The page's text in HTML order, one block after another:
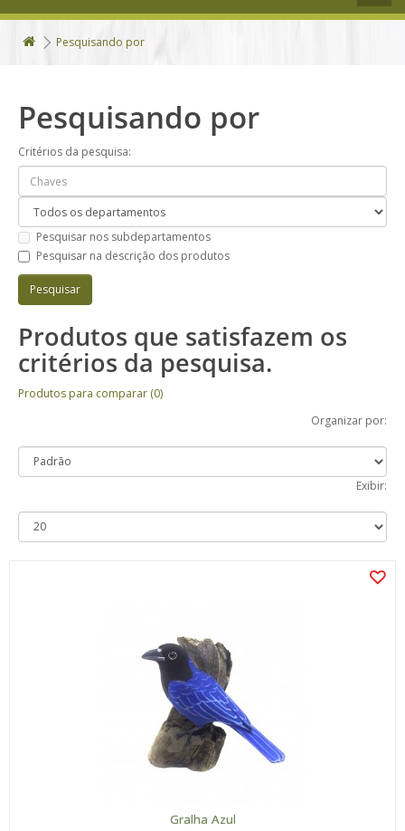
Pesquisando por
Pesquisando por
Critérios da pesquisa:
Pesquisar nos subdepartamentos
Pesquisar na descrição dos produtos
Produtos que satisfazem os
critérios da pesquisa.
Produtos para comparar (0)
Organizar por:
Exibir:
Gralha Azul